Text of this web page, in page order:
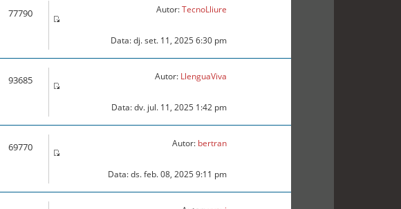
77790 Autor:TecnoLliure
Data: dj. set. 11, 2025 6:30 pm
93685 Autor: LlenguaViva
Data: dv. jul. 11, 2025 1:42 pm
69770 Autor: bertran
Data: ds. feb. 08, 2025 9:11 pm